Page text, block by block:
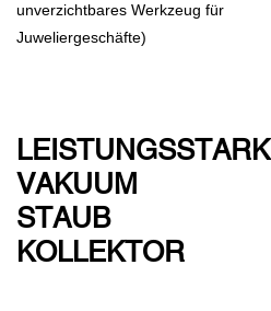
unverzichtbares Werkzeug für
Juweliergeschäfte)
LEISTUNGSSTARK
VAKUUM
STAUB
KOLLEKTOR